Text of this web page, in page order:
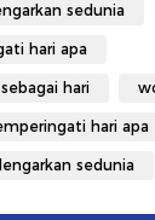
sedunia
hari apa
hari
hari apa
sedunia